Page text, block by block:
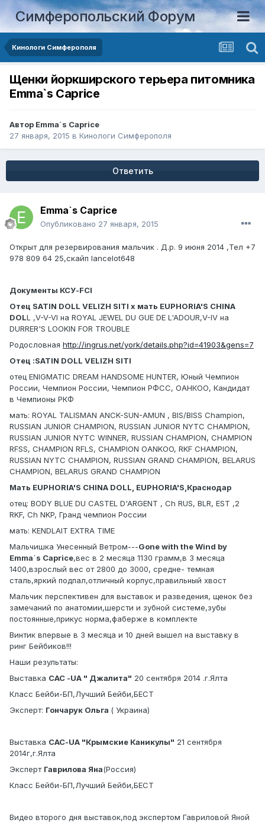
Симферопольский Форум
Кинологи Симферополя
Щенки йоркширского терьера питомника
Emma`s Caprice
Автор Emma`s Caprice
27 января, 2015 в Кинологи Симферополя
Ответить
Emma`s Caprice
Опубликовано 27 января, 2015
Открыт для резервирования мальчик . Д.р. 9 июня 2014 ,Тел +7
978 809 64 25,скайп lancelot648
Документы КСУ-FCI
Отец SATIN DOLL VELIZH SITI х мать EUPHORIA'S CHINA
DOLL ,V-V-VI на ROYAL JEWEL DU GUE DE L'ADOUR,V-IV на
DURRER'S LOOKIN FOR TROUBLE
Родословная http://ingrus.net/york/details.php?id=41903&gens=7
Отец :SATIN DOLL VELIZH SITI
отец ENIGMATIC DREAM HANDSOME HUNTER, Юный Чемпион
России, Чемпион России, Чемпион РФСС, ОАНКОО, Кандидат
в Чемпионы РКФ
мать: ROYAL TALISMAN ANCK-SUN-AMUN , BIS/BISS Champion,
RUSSIAN JUNIOR CHAMPION, RUSSIAN JUNIOR NYTC CHAMPION,
RUSSIAN JUNIOR NYTC WINNER, RUSSIAN CHAMPION, CHAMPION
RFSS, CHAMPION RFLS, CHAMPION OANKOO, RKF CHAMPION,
RUSSIAN NYTC CHAMPION, RUSSIAN GRAND CHAMPION, BELARUS
CHAMPION, BELARUS GRAND CHAMPION
Мать EUPHORIA'S CHINA DOLL, EUPHORIA'S,Краснодар
отец: BODY BLUE DU CASTEL D'ARGENT , Ch RUS, BLR, EST ,2
RKF, Ch NKP, Гранд чемпион России
мать: KENDLAIT EXTRA TIME
Мальчишка Унесенный Ветром---Gone with the Wind by
Emma`s Caprice,вес в 2 месяца 1130 грамм,в 3 месяца
1400,взрослый вес от 2800 до 3000, средне- темная
сталь,яркий подпал,отличный корпус,правильный хвост
Мальчик перспективен для выставок и разведения, щенок без
замечаний по анатомии,шерсти и зубной системе,зубы
постоянные,прикус норма,фаберже в комплекте
Винтик впервые в 3 месяца и 10 дней вышел на выставку в
ринг Бейбиков!!!
Наши результаты:
Выставка САС -UA " Джалита" 20 сентября 2014 .г.Ялта
Класс Бейби-БП,Лучший Бейби,БЕСТ
Эксперт: Гончарук Ольга ( Украина)
Выставка САС-UA "Крымские Каникулы" 21 сентября
2014г,г.Ялта
Эксперт Гаврилова Яна(Россия)
Класс Бейби-БП,Лучший Бейби,БЕСТ
Видео второго дня выставок,под экспертом Гавриловой Яной